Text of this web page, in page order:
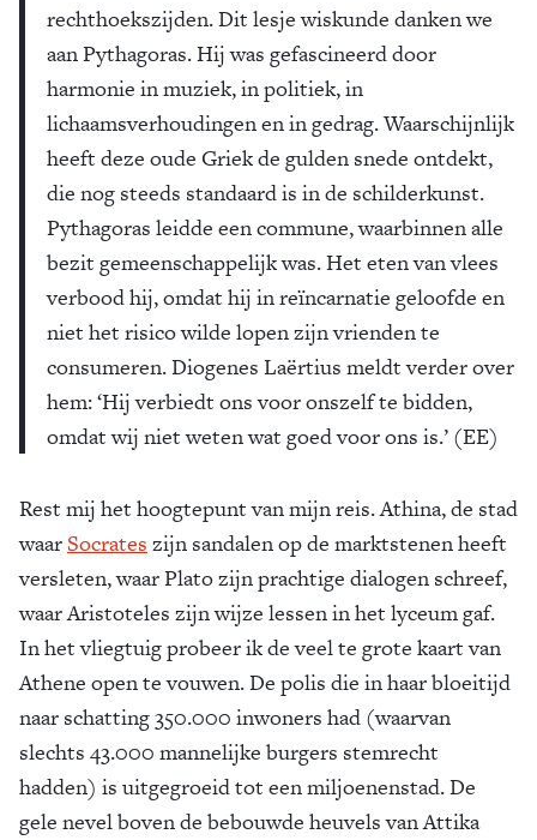
rechthoekszijden. Dit lesje wiskunde danken we
aan Pythagoras. Hij was gefascineerd door
harmonie in muziek, in politiek, in
lichaamsverhoudingen en in gedrag. Waarschijnlijk
heeft deze oude Griek de gulden snede ontdekt,
die nog steeds standaard is in de schilderkunst.
Pythagoras leidde een commune, waarbinnen alle
bezit gemeenschappelijk was. Het eten van vlees
verbood hij, omdat hij in reïncarnatie geloofde en
niet het risico wilde lopen zijn vrienden te
consumeren. Diogenes Laërtius meldt verder over
hem: ‘Hij verbiedt ons voor onszelf te bidden,
omdat wij niet weten wat goed voor ons is.’ (EE)
Rest mij het hoogtepunt van mijn reis. Athina, de stad
waarSocrates zijn sandalen op de marktstenen heeft
versleten, waar Plato zijn prachtige dialogen schreef,
waar Aristoteles zijn wijze lessen in het lyceum gaf.
In het vliegtuig probeer ik de veel te grote kaart van
Athene open te vouwen. De polis die in haar bloeitijd
naar schatting 350.000 inwoners had (waarvan
slechts 43.000 mannelijke burgers stemrecht
hadden) is uitgegroeid tot een miljoenenstad. De
gele nevel boven de bebouwde heuvels van Attika